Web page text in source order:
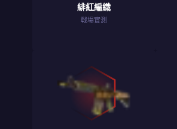
緋紅編織
戰場實測